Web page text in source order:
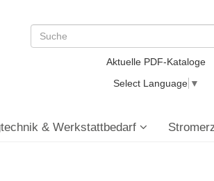
Aktuelle PDF-Kataloge
Select Language ▼
& Werkstattbedarf